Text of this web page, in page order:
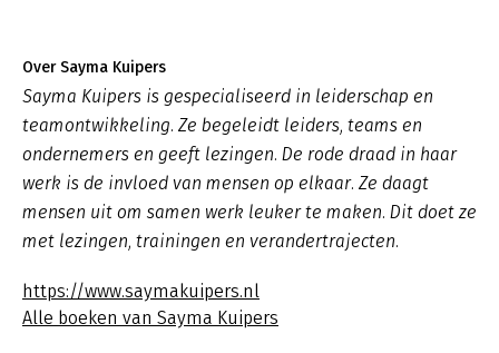
Over Sayma Kuipers
Sayma Kuipers is gespecialiseerd in leiderschap en
teamontwikkeling. Ze begeleidt leiders, teams en
ondernemers en geeft lezingen. De rode draad in haar
werk is de invloed van mensen op elkaar. Ze daagt
mensen uit om samen werk leuker te maken. Dit doet ze
met lezingen, trainingen en verandertrajecten.
https://www.saymakuipers.nl
Alle boeken van Sayma Kuipers